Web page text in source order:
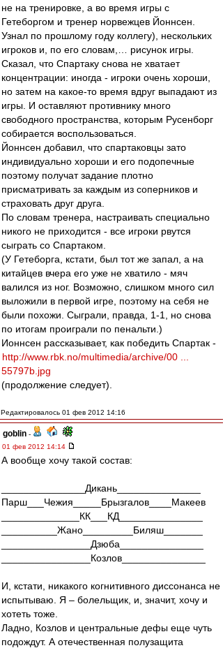
не на тренировке, а во время игры с
Гетеборгом и тренер норвежцев Йоннсен.
Узнал по прошлому году коллегу), нескольких
игроков и, по его словам,… рисунок игры.
Сказал, что Спартаку снова не хватает
концентрации: иногда - игроки очень хороши,
но затем на какое-то время вдруг выпадают из
игры. И оставляют противнику много
свободного пространства, которым Русенборг
собирается воспользоваться.
Йоннсен добавил, что спартаковцы зато
индивидуально хороши и его подопечные
поэтому получат задание плотно
присматривать за каждым из соперников и
страховать друг друга.
По словам тренера, настраивать специально
никого не приходится - все игроки рвутся
сыграть со Спартаком.
(У Гетеборга, кстати, был тот же запал, а на
китайцев вчера его уже не хватило - мяч
валился из ног. Возможно, слишком много сил
выложили в первой игре, поэтому на себя не
были похожи. Сыграли, правда, 1-1, но снова
по итогам проиграли по пенальти.)
Ионнсен рассказывает, как победить Спартак -
http://www.rbk.no/multimedia/archive/00 ...
55797b.jpg
(продолжение следует).
Редактировалось 01 фев 2012 14:16
goblin -
01 фев 2012 14:14
А вообще хочу такой состав:
_______________Дикань_______________
Парш___Чежия_____Брызгалов____Макеев
______________КК___КД_______________
__________Жано_________Биляш_______
________________Дзюба_______________
________________Козлов_______________
И, кстати, никакого когнитивного диссонанса не
испытываю. Я – болельщик, и, значит, хочу и
хотеть тоже.
Ладно, Козлов и центральные дефы еще чуть
подождут. А отечественная полузащита